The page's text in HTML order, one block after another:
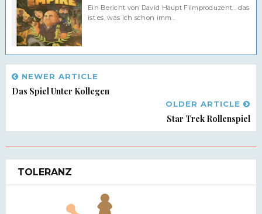
Ein Bericht von David Haupt Filmproduzent... das
ist es, was ich schon imm...
NEWER ARTICLE
Das Spiel Unter Kollegen
OLDER ARTICLE
Star Trek Rollenspiel
TOLERANZ